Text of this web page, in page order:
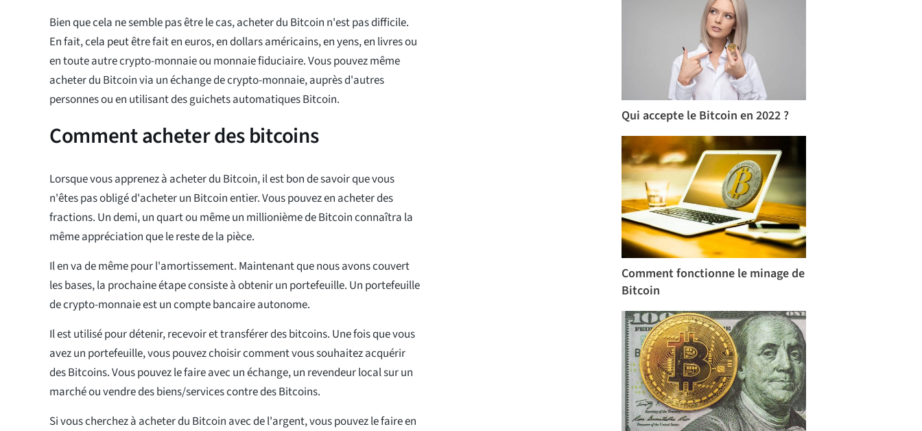
Bien que cela ne semble pas être le cas, acheter du Bitcoin n'est pas difficile.
En fait, cela peut être fait en euros, en dollars américains, en yens, en livres ou
en toute autre crypto-monnaie ou monnaie fiduciaire. Vous pouvez même
acheter du Bitcoin via un échange de crypto-monnaie, auprès d'autres
personnes ou en utilisant des guichets automatiques Bitcoin.
Comment acheter des bitcoins
Lorsque vous apprenez à acheter du Bitcoin, il est bon de savoir que vous
n'êtes pas obligé d'acheter un Bitcoin entier. Vous pouvez en acheter des
fractions. Un demi, un quart ou même un millionième de Bitcoin connaîtra la
même appréciation que le reste de la pièce.
Il en va de même pour l'amortissement. Maintenant que nous avons couvert
les bases, la prochaine étape consiste à obtenir un portefeuille. Un portefeuille
de crypto-monnaie est un compte bancaire autonome.
Il est utilisé pour détenir, recevoir et transférer des bitcoins. Une fois que vous
avez un portefeuille, vous pouvez choisir comment vous souhaitez acquérir
des Bitcoins. Vous pouvez le faire avec un échange, un revendeur local sur un
marché ou vendre des biens/services contre des Bitcoins.
Si vous cherchez à acheter du Bitcoin avec de l'argent, vous pouvez le faire en
Qui accepte le Bitcoin en 2022 ?
Comment fonctionne le minage de
Bitcoin